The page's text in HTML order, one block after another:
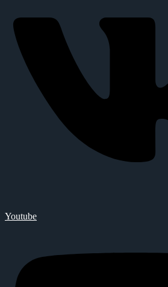
Youtube